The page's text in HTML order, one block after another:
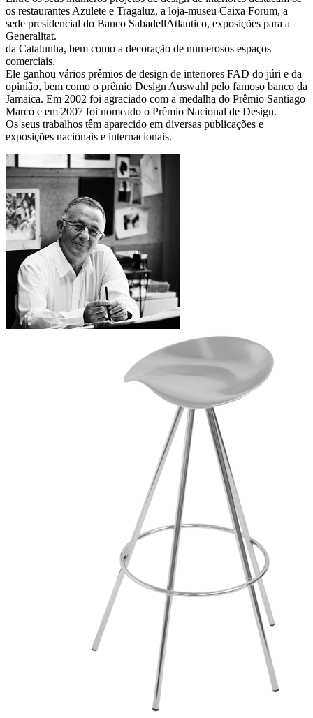
os restaurantes Azulete e Tragaluz, a loja-museu Caixa Forum, a
sede presidencial do Banco SabadellAtlantico, exposições para a
Generalitat.
da Catalunha, bem como a decoração de numerosos espaços
comerciais.
Ele ganhou vários prêmios de design de interiores FAD do júri e da
opinião, bem como o prêmio Design Auswahl pelo famoso banco da
Jamaica. Em 2002 foi agraciado com a medalha do Prêmio Santiago
Marco e em 2007 foi nomeado o Prêmio Nacional de Design.
Os seus trabalhos têm aparecido em diversas publicações e
exposições nacionais e internacionais.